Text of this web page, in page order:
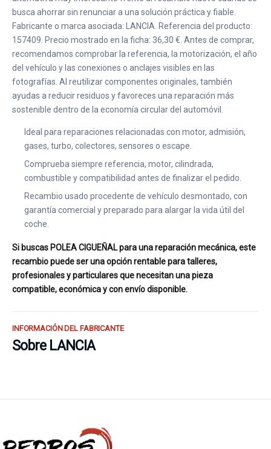
busca ahorrar sin renunciar a una solución práctica y fiable.
Fabricante o marca asociada: LANCIA. Referencia del producto:
157409. Precio mostrado en la ficha: 36,30 €. Antes de comprar,
recomendamos comprobar la referencia, la motorización, el año
del vehículo y las conexiones o anclajes visibles en las
fotografías. Al reutilizar componentes originales, también
ayudas a reducir residuos y favoreces una reparación más
sostenible dentro de la economía circular del automóvil.
Ideal para reparaciones relacionadas con motor, admisión,
gases, turbo, colectores, sensores o escape.
Comprueba siempre referencia, motor, cilindrada,
combustible y compatibilidad antes de finalizar el pedido.
Recambio usado procedente de vehículo desmontado, con
garantía comercial y preparado para alargar la vida útil del
coche.
Si buscas POLEA CIGUEÑAL para una reparación mecánica, este
recambio puede ser una opción rentable para talleres,
profesionales y particulares que necesitan una pieza
compatible, económica y con envío disponible.
INFORMACIÓN DEL FABRICANTE
Sobre LANCIA